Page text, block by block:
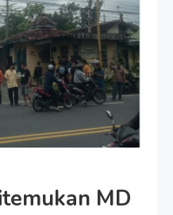
MD